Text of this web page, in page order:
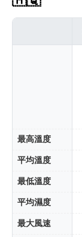
最高溫度
平均溫度
最低溫度
平均濕度
最大風速